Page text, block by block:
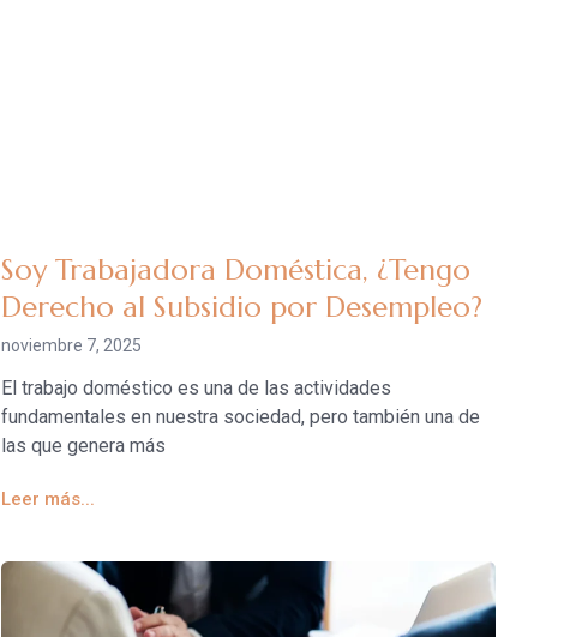
Soy Trabajadora Doméstica, ¿Tengo
Derecho al Subsidio por Desempleo?
noviembre 7, 2025
El trabajo doméstico es una de las actividades
fundamentales en nuestra sociedad, pero también una de
las que genera más
Leer más...